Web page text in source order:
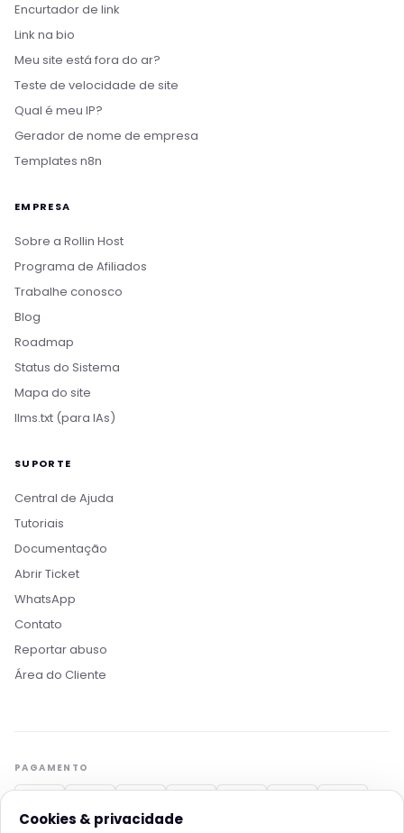
Encurtador de link
Link na bio
Meu site está fora do ar?
Teste de velocidade de site
Qual é meu IP?
Gerador de nome de empresa
Templates n8n
EMPRESA
Sobre a Rollin Host
Programa de Afiliados
Trabalhe conosco
Blog
Roadmap
Status do Sistema
Mapa do site
llms.txt (para IAs)
SUPORTE
Central de Ajuda
Tutoriais
Documentação
Abrir Ticket
WhatsApp
Contato
Reportar abuso
Área do Cliente
PAGAMENTO
Cookies & privacidade
hospedagem otimizada, IA e automação. O que
Migrar pra Rollin